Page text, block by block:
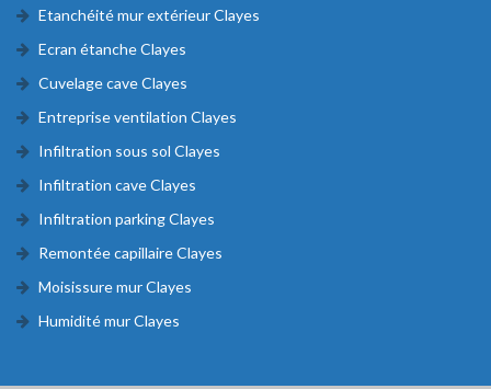
Etanchéité mur extérieur Clayes
Ecran étanche Clayes
Cuvelage cave Clayes
Entreprise ventilation Clayes
Infiltration sous sol Clayes
Infiltration cave Clayes
Infiltration parking Clayes
Remontée capillaire Clayes
Moisissure mur Clayes
Humidité mur Clayes